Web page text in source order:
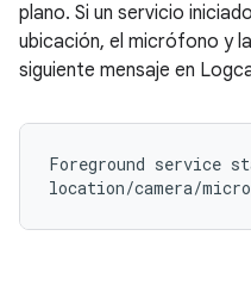
plano. Si un servicio
ubicación, el micrófono y
siguiente mensaje en
Foreground service
location/camera/